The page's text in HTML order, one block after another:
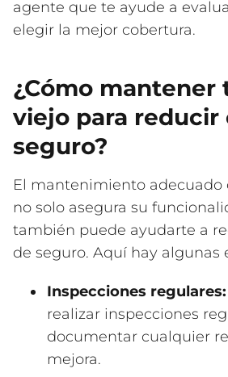
agente que te ayude a
elegir la mejor cobertura.
¿Cómo mantener
viejo para reducir
seguro?
El mantenimiento adecuado
no solo asegura su
también puede ayudarte a
de seguro. Aquí hay algunas
Inspecciones regulares:
realizar inspecciones
documentar cualquier
mejora.